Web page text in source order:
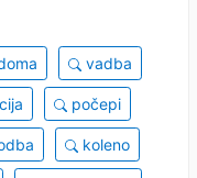
vadba
počepi
koleno